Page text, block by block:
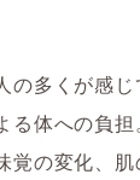
の多くが感
る体への負担
覚の変化、